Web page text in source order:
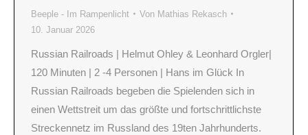
Beeple - Im Rampenlicht Von Mathias Rekasch
10. Januar 2026
Russian Railroads | Helmut Ohley & Leonhard Orgler|
120 Minuten | 2 -4 Personen | Hans im Glück In
Russian Railroads begeben die Spielenden sich in
einen Wettstreit um das größte und fortschrittlichste
Streckennetz im Russland des 19ten Jahrhunderts.